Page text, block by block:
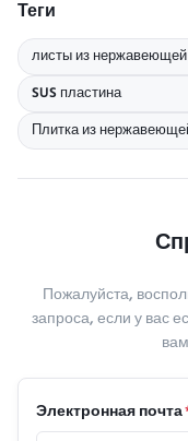
Теги
листы из
SUS пластина
Плитка из
Пожалуйста,
запроса, если у вас
Электронная почта